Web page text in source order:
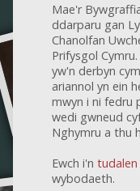
Mae'r
ddarparu gan
Chanolfan
Prifysgol
yw'n derbyn
ariannol yn ein
mwyn i ni fedru
wedi gwneud
Nghymru a thu
Ewch i'n tudalen
wybodaeth.